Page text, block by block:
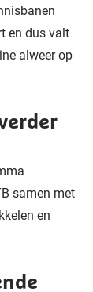
en dus valt
alweer op
samen met
en